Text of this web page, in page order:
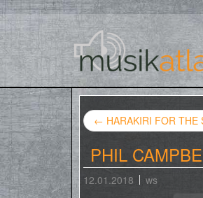
← HARAKIRI FOR THE
PHIL
12.01.2018 ws